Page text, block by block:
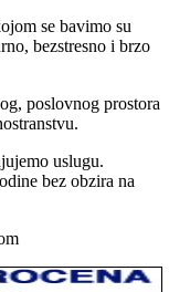
se bavimo su
bezstresno i brzo
poslovnog prostora
uslugu.
bez obzira na